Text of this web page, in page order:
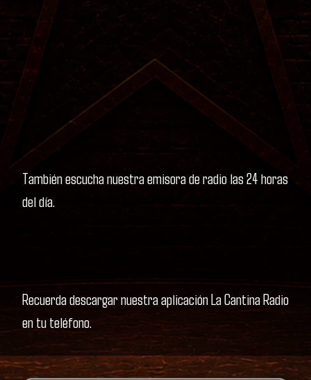
También escucha nuestra emisora de radio las 24 horas
del día.
Recuerda descargar nuestra aplicación La Cantina Radio
en tu teléfono.